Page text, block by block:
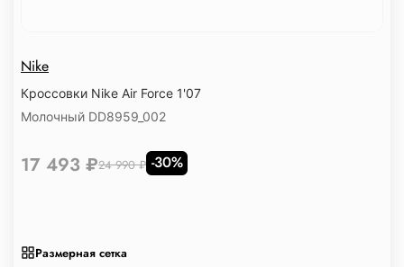
Nike
Кроссовки Nike Air Force 1'07
Молочный DD8959_002
Размерная сетка
17 493 ₽24 990 ₽ -30%